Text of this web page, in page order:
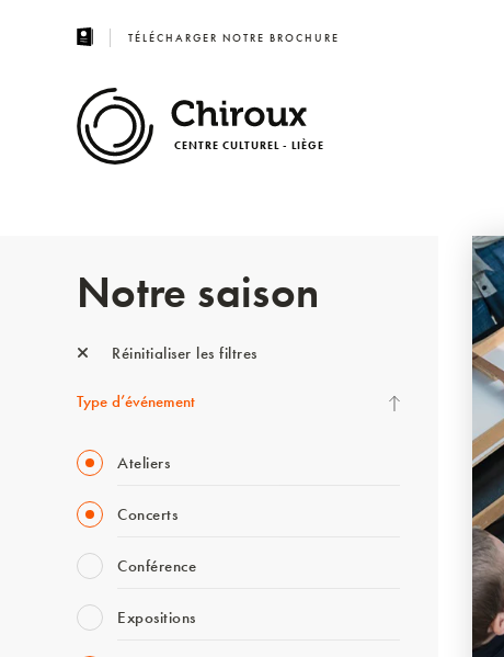
TÉLÉCHARGER NOTRE BROCHURE
CENTRE CULTUREL - LIÈGE
Notre saison
Réinitialiser les filtres
Type d’événement
Ateliers
Concerts
Conférence
Expositions